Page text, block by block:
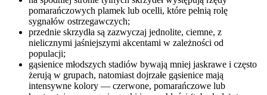
pomarańczowych plamek lub ocelli, które pełnią rolę
sygnałów ostrzegawczych;
przednie skrzydła są zazwyczaj jednolite, ciemne, z
nielicznymi jaśniejszymi akcentami w zależności od
populacji;
gąsienice młodszych stadiów bywają mniej jaskrawe i często
żerują w grupach, natomiast dojrzałe gąsienice mają
intensywne kolory — czerwone, pomarańczowe lub